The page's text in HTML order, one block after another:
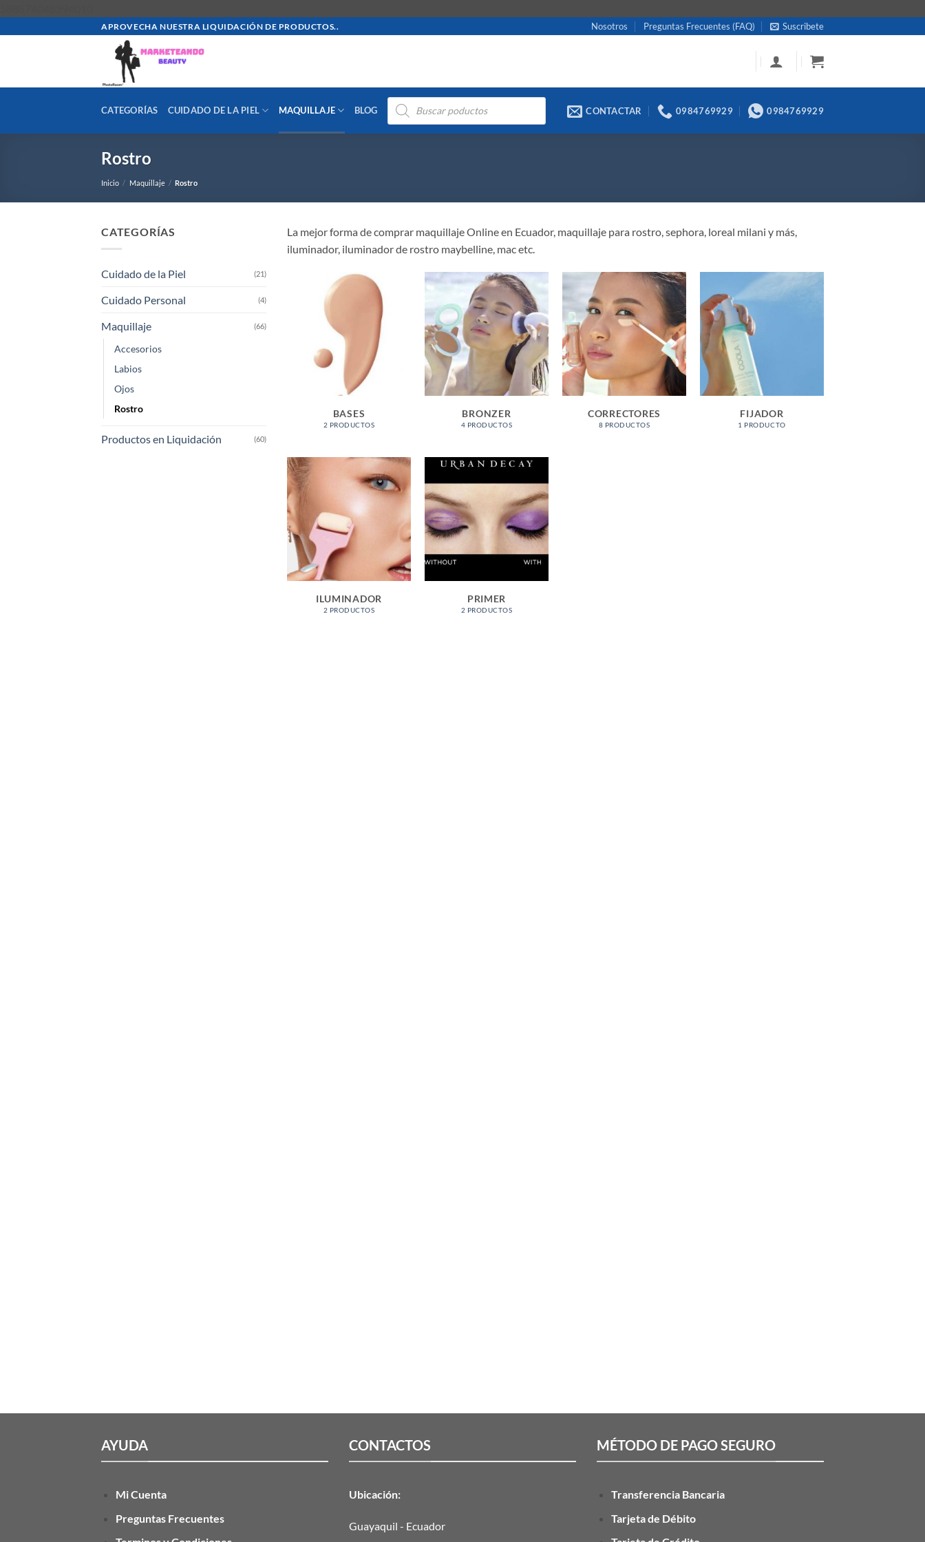
contenido
APROVECHA NUESTRA LIQUIDACIÓN DE PRODUCTOS.. Nosotros Preguntas Frecuentes (FAQ) Suscribete
CATEGORÍAS CUIDADO DE LA PIEL MAQUILLAJE BLOG
Búsqueda
de
productos
CONTACTAR 0984769929 0984769929
Rostro
Inicio / Maquillaje / Rostro
CATEGORÍAS
Cuidado de la Piel (21)
Cuidado Personal (4)
Maquillaje (66)
Accesorios
Labios
Ojos
Rostro
Productos en Liquidación (60)
La mejor forma de comprar maquillaje Online en Ecuador, maquillaje para rostro, sephora, loreal milani y más,
iluminador, iluminador de rostro maybelline, mac etc.
BASES
2 PRODUCTOS
BRONZER
4 PRODUCTOS
CORRECTORES
8 PRODUCTOS
FIJADOR
1 PRODUCTO
ILUMINADOR
2 PRODUCTOS
PRIMER
2 PRODUCTOS
AYUDA
Mi Cuenta
Preguntas Frecuentes
CONTACTOS
Ubicación:
Guayaquil - Ecuador
MÉTODO DE PAGO SEGURO
Transferencia Bancaria
Tarjeta de Débito